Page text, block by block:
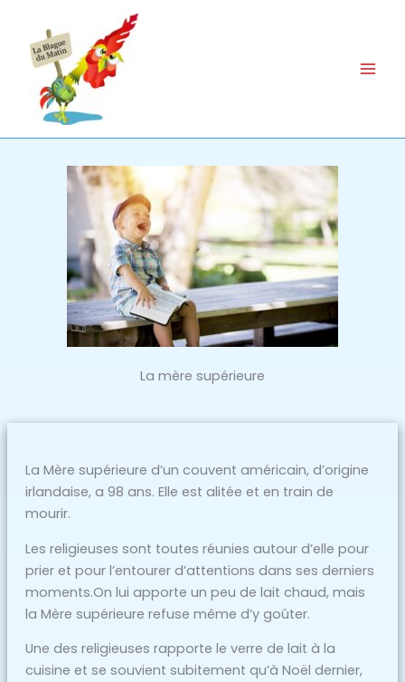
contenu
La mère supérieure
La Mère supérieure d’un couvent américain, d’origine
irlandaise, a 98 ans. Elle est alitée et en train de
mourir.
Les religieuses sont toutes réunies autour d’elle pour
prier et pour l’entourer d’attentions dans ses derniers
moments.On lui apporte un peu de lait chaud, mais
la Mère supérieure refuse même d’y goûter.
Une des religieuses rapporte le verre de lait à la
cuisine et se souvient subitement qu’à Noël dernier,